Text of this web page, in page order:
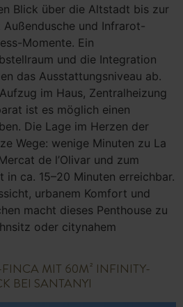
Blick über die Altstadt bis zur
und Infrarot-
Momente. Ein
und die Integration
das Ausstattungsniveau ab.
im Haus, Zentralheizung
ist es möglich einen
Die Lage im Herzen der
Wege: wenige Minuten zu La
de l’Olivar und zum
in ca. 15–20 Minuten erreichbar.
urbanem Komfort und
macht dieses Penthouse zu
oder citynahem
MIT 60M² INFINITY-
BEI SANTANYI